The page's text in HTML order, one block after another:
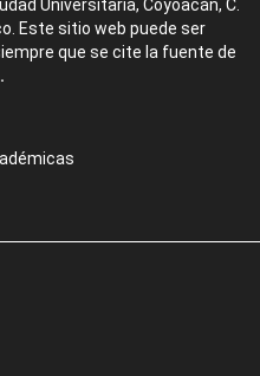
Universitaria, Coyoacán, C.
Este sitio web puede ser
que se cite la fuente de